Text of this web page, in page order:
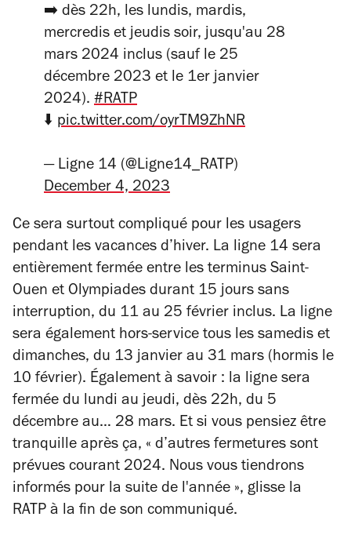
➡️ dès 22h, les lundis, mardis,
mercredis et jeudis soir, jusqu'au 28
mars 2024 inclus (sauf le 25
décembre 2023 et le 1er janvier
2024). #RATP
⬇️ pic.twitter.com/oyrTM9ZhNR
— Ligne 14 (@Ligne14_RATP)
December 4, 2023
Ce sera surtout compliqué pour les usagers
pendant les vacances d’hiver. La ligne 14 sera
entièrement fermée entre les terminus Saint-
Ouen et Olympiades durant 15 jours sans
interruption, du 11 au 25 février inclus. La ligne
sera également hors-service tous les samedis et
dimanches, du 13 janvier au 31 mars (hormis le
10 février). Également à savoir : la ligne sera
fermée du lundi au jeudi, dès 22h, du 5
décembre au… 28 mars. Et si vous pensiez être
tranquille après ça, « d’autres fermetures sont
prévues courant 2024. Nous vous tiendrons
informés pour la suite de l'année », glisse la
RATP à la fin de son communiqué.